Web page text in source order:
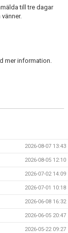
till tre dagar
mer information.
2026-08-07 13:43
2026-08-05 12:10
2026-07-02 14:09
2026-07-01 10:18
2026-06-08 16:32
2026-06-05 20:47
2026-05-22 09:27